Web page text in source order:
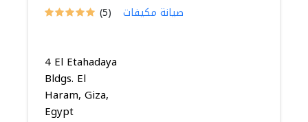
(5) صيانة مكيفات
4 El Etahadaya
Bldgs. El
Haram, Giza,
Egypt